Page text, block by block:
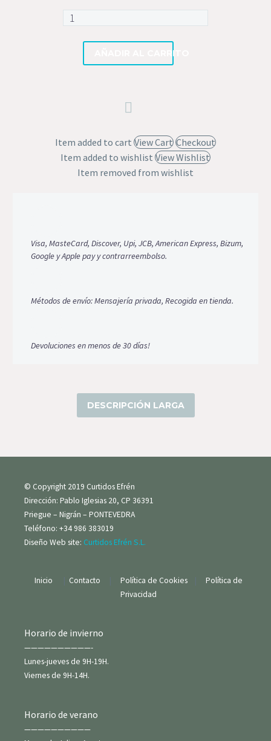
Chaleco
cantidad
AÑADIR AL CARRITO
Item added to cart View Cart Checkout
Item added to wishlist View Wishlist
Item removed from wishlist
Visa, MasteCard, Discover, Upi, JCB, American Express, Bizum,
Google y Apple pay y contrarreembolso.
Métodos de envío: Mensajería privada, Recogida en tienda.
Devoluciones en menos de 30 días!
DESCRIPCIÓN LARGA
© Copyright 2019 Curtidos Efrén
Dirección: Pablo Iglesias 20, CP 36391
Priegue – Nigrán – PONTEVEDRA
Teléfono: +34 986 383019
Diseño Web site: Curtidos Efrén S.L.
Inicio | Contacto | Política de Cookies |
Política de
Privacidad
Horario de invierno
——————————-
Lunes-jueves de 9H-19H.
Viernes de 9H-14H.
Horario de verano
——————————